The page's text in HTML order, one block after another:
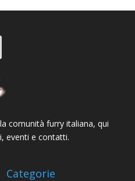
comunità furry italiana, qui
eventi e contatti.
Categorie